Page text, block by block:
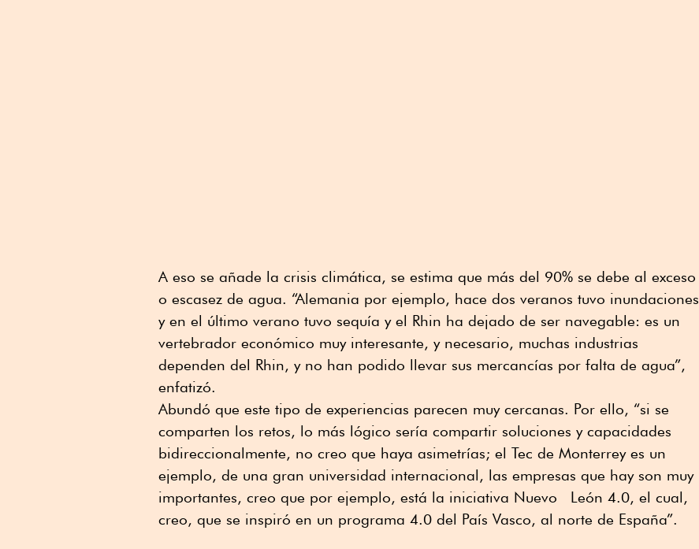
A eso se añade la crisis climática, se estima que más del 90% se debe al exceso
o escasez de agua. “Alemania por ejemplo, hace dos veranos tuvo inundaciones
y en el último verano tuvo sequía y el Rhin ha dejado de ser navegable: es un
vertebrador económico muy interesante, y necesario, muchas industrias
dependen del Rhin, y no han podido llevar sus mercancías por falta de agua”,
enfatizó.
Abundó que este tipo de experiencias parecen muy cercanas. Por ello, “si se
comparten los retos, lo más lógico sería compartir soluciones y capacidades
bidireccionalmente, no creo que haya asimetrías; el Tec de Monterrey es un
ejemplo, de una gran universidad internacional, las empresas que hay son muy
importantes, creo que por ejemplo, está la iniciativa Nuevo León 4.0, el cual,
creo, que se inspiró en un programa 4.0 del País Vasco, al norte de España”.